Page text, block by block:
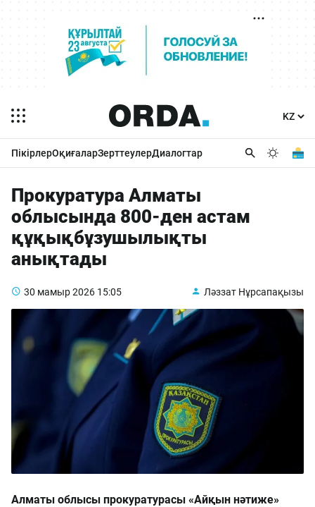
ПікірлерОқиғаларЗерттеулерДиалогтар
Прокуратура Алматы
облысында 800-ден астам
құқықбұзушылықты
анықтады
30 мамыр 2026 15:05 Ләззат Нұрсапақызы
Алматы облысы прокуратурасы «Айқын нәтиже»